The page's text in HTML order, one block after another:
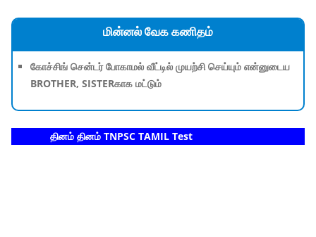
மின்னல் வேக கணிதம்
கோச்சிங் சென்டர் போகாமல் வீட்டில் முயற்சி செய்யும் என்னுடைய
BROTHER, SISTERகாக மட்டும்
தினம் தினம் TNPSC TAMIL Test